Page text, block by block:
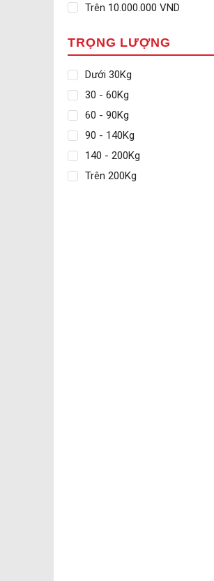
Trên 10.000.000 VND
TRỌNG LƯỢNG
Dưới 30Kg
30 - 60Kg
60 - 90Kg
90 - 140Kg
140 - 200Kg
Trên 200Kg